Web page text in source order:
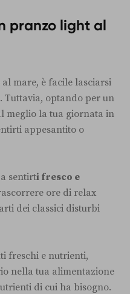
pranzo light al
mare, è facile lasciarsi
Tuttavia, optando per un
meglio la tua giornata in
appesantito o
sentirti fresco e
ore di relax
dei classici disturbi
freschi e nutrienti,
nella tua alimentazione
di cui ha bisogno.